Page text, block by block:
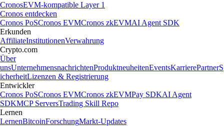
CronosEVM-kompatible Layer 1
Cronos entdecken
Cronos PoSCronos EVMCronos zkEVMAI Agent SDK
Erkunden
AffiliateInstitutionenVerwahrung
Crypto.com
Über
unsUnternehmensnachrichtenProduktneuheitenEventsKarrierePartnerS
icherheitLizenzen & Registrierung
Entwickler
Cronos PoSCronos EVMCronos zkEVMPay SDKAI Agent
SDKMCP ServersTrading Skill Repo
Lernen
LernenBitcoinForschungMarkt-Updates